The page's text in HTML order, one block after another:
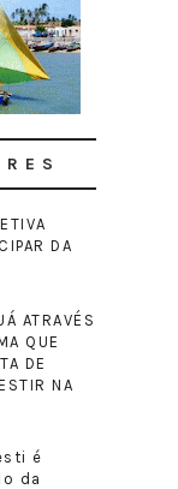
DA
ATRAVÉS
QUE
DE
NA
é
da